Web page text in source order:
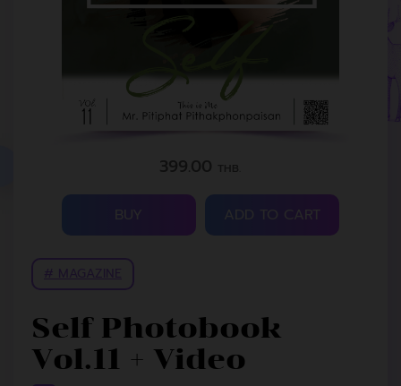
399.00 THB.
ADD TO CART
Self Photobook
Vol.11 + Video